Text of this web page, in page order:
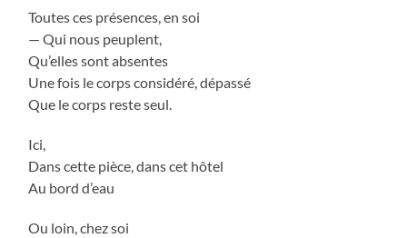
Toutes ces présences, en soi
— Qui nous peuplent,
Qu’elles sont absentes
Une fois le corps considéré, dépassé
Que le corps reste seul.
Ici,
Dans cette pièce, dans cet hôtel
Au bord d’eau
Ou loin, chez soi